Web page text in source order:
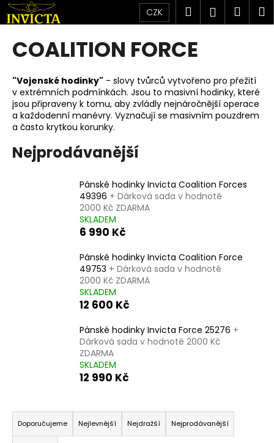
Přejít
na
obsah
CZK Hledat
COALITION FORCE
"Vojenské hodinky" - slovy tvůrců vytvořeno pro přežití
v extrémních podmínkách. Jsou to masivní hodinky, které
jsou připraveny k tomu, aby zvládly nejnáročnější operace
a každodenní manévry. Vyznačují se masivním pouzdrem
a často krytkou korunky.
Nejprodávanější
Pánské hodinky Invicta Coalition Forces
49396 + Dárková sada v hodnotě
2000 Kč ZDARMA
SKLADEM
6 990 Kč
Pánské hodinky Invicta Coalition Force
49753 + Dárková sada v hodnotě
2000 Kč ZDARMA
SKLADEM
12 600 Kč
Pánské hodinky Invicta Force 25276 +
Dárková sada v hodnotě 2000 Kč
ZDARMA
SKLADEM
12 990 Kč
Ř
a
Doporučujeme Nejlevnější Nejdražší Nejprodávanější
K
o
o
p
o
t
ř
e
HLEDAT